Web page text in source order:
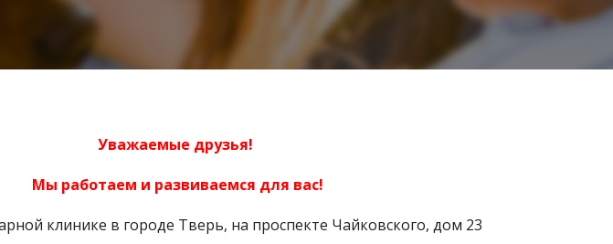
Уважаемые друзья!
Мы работаем и развиваемся для вас!
клинике в городе Тверь, на проспекте Чайковского, дом 23